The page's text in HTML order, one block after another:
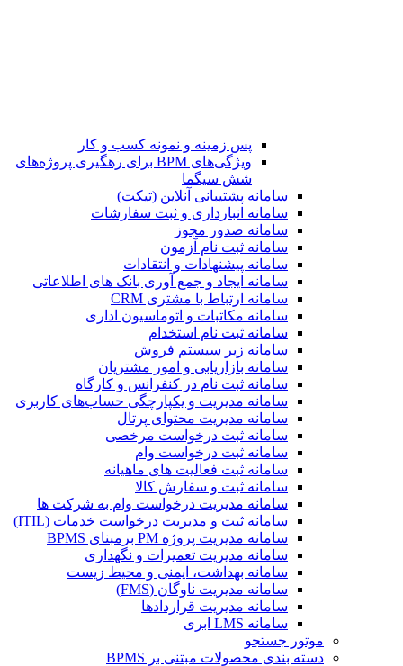
پس زمینه و نمونه کسب و کار
ویژگی‌های BPM برای رهگیری پروژه‌های
شش سیگما
سامانه پشتیبانی آنلاین (تیکت)
سامانه انبارداری و ثبت سفارشات
سامانه صدور مجوز
سامانه ثبت نام آزمون
سامانه پیشنهادات و انتقادات
سامانه ایجاد و جمع آوری بانک‌ های اطلاعاتی
سامانه ارتباط با مشتری CRM
سامانه مکاتبات و اتوماسیون اداری
سامانه ثبت نام استخدام
سامانه زیر سیستم فروش
سامانه بازاریابی و امور مشتریان
سامانه ثبت نام در کنفرانس و کارگاه
سامانه مدیریت و یکپارچگی حساب‌های کاربری
سامانه مدیریت محتوای پرتال
سامانه ثبت درخواست مرخصی
سامانه ثبت درخواست وام
سامانه ثبت فعالیت های ماهیانه
سامانه ثبت و سفارش کالا
سامانه مدیریت درخواست وام به شرکت ها
سامانه ثبت و مدیریت درخواست خدمات (ITIL)
سامانه مدیریت پروژه PM برمبنای BPMS
سامانه مدیریت تعمیرات و نگهداری
سامانه بهداشت، ایمنی و محیط زیست
سامانه مدیریت ناوگان (FMS)
سامانه مدیریت قراردادها
سامانه LMS ابری
موتور جستجو
دسته بندی محصولات مبتنی بر BPMS